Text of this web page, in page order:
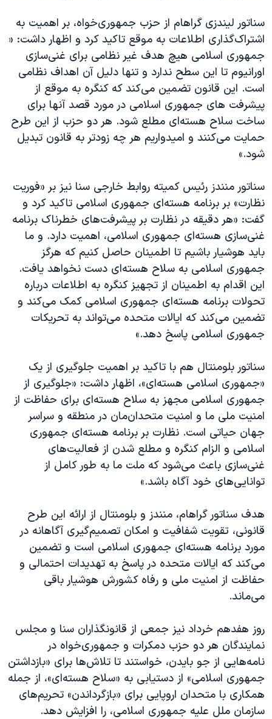
سناتور لیندزی گراهام از حزب جمهوری‌خواه، بر اهمیت به
اشتراک‌گذاری اطلاعات به موقع تاکید کرد و اظهار داشت: «
جمهوری اسلامی هیچ هدف غیر نظامی برای غنی‌سازی
اورانیوم تا این سطح ندارد و تنها دلیل آن اهداف نظامی
است. این قانون تضمین می‌کند که کنگره به موقع از
پیشرفت های جمهوری اسلامی در مورد قصد آنها برای
ساخت سلاح هسته‌ای مطلع شود. هر دو حزب از این طرح
حمایت می‌کنند و امیدواریم هر چه زودتر به قانون تبدیل
شود.»
سناتور منندز رئیس کمیته روابط خارجی سنا نیز بر «فوریت
نظارت» بر برنامه هسته‌ای جمهوری اسلامی تاکید کرد و
گفت: «هر دقیقه در نظارت بر پیشرفت‌های خطرناک برنامه
غنی‌سازی هسته‌ای جمهوری اسلامی، اهمیت دارد. و ما
باید هوشیار باشیم تا اطمینان حاصل کنیم که هرگز
جمهوری اسلامی به سلاح هسته‌ای دست نخواهد یافت.
این اقدام به اطمینان از تجهیز کنگره به اطلاعات درباره
تحولات برنامه هسته‌ای جمهوری اسلامی کمک می‌کند و
تضمین می‌کند که ایالات متحده می‌تواند به تحریکات
جمهوری اسلامی پاسخ دهد.»
سناتور بلومنتال هم با تاکید بر اهمیت جلوگیری از یک
«جمهوری اسلامی هسته‌ای»، اظهار داشت: «جلوگیری از
جمهوری اسلامی مجهز به سلاح هسته‌ای برای حفاظت از
امنیت ملی ما و امنیت متحدان‌مان در منطقه و سراسر
جهان حیاتی است. نظارت بر برنامه هسته‌ای جمهوری
اسلامی و الزام کنگره و مطلع شدن از فعالیت‌های
غنی‌سازی باعث می‌شود که ملت ما به طور کامل از
توانایی‌های خود آگاه باشد.»
هدف سناتور گراهام، منندز و بلومنتال از ارائه این طرح
قانونی، تقویت شفافیت و امکان تصمیم‌گیری آگاهانه در
مورد برنامه هسته‌ای جمهوری اسلامی است و تضمین
می‌کند که ایالات متحده در پاسخ به تهدیدات احتمالی و
حفاظت از امنیت ملی و رفاه کشورش هوشیار باقی
می‌ماند.
روز هفدهم خرداد نیز جمعی از قانونگذاران سنا و مجلس
نمایندگان هر دو حزب دمکرات و جمهوری‌خواه در
نامه‌هایی از جو بایدن، خواستند تا تلاش‌ها برای «بازداشتن
جمهوری اسلامی» از دستیابی به «سلاح هسته‌ای»، از جمله
همکاری با متحدان اروپایی برای «بازگرداندن» تحریم‌های
سازمان ملل علیه جمهوری اسلامی، را افزایش دهد.